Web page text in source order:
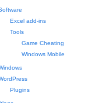
Excel add-ins
Tools
Game Cheating
Windows Mobile
Plugins